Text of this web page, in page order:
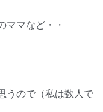
ママなど・・
うので（私は数人で